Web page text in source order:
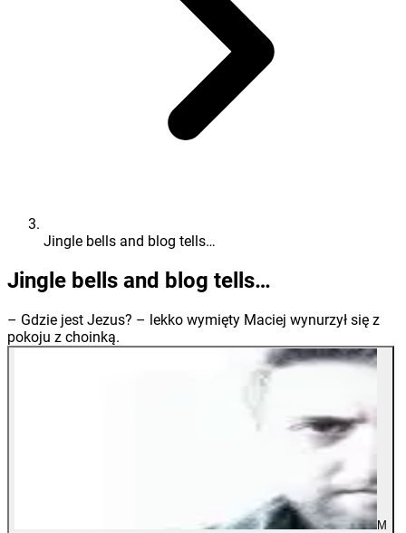
Jingle bells and blog tells…
Jingle bells and blog tells…
– Gdzie jest Jezus? – lekko wymięty Maciej wynurzył się z
pokoju z choinką.
M